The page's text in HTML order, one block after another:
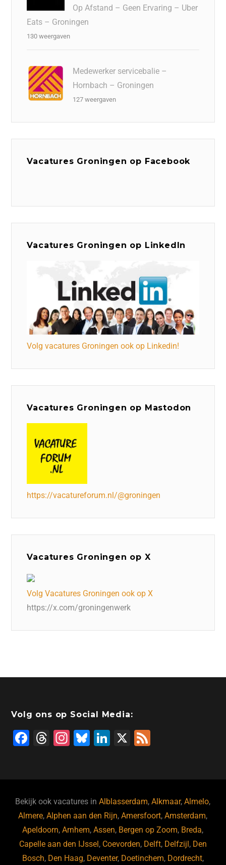
Op Afstand – Geen Ervaring – Uber
Eats – Groningen
130 weergaven
Medewerker servicebalie –
Hornbach – Groningen
127 weergaven
Vacatures Groningen op Facebook
Vacatures Groningen op LinkedIn
Volg vacatures Groningen ook op Linkedin!
Vacatures Groningen op Mastodon
https://vacatureforum.nl/@groningen
Vacatures Groningen op X
Volg Vacatures Groningen ook op X
https://x.com/groningenwerk
Volg ons op Social Media:
F
b
o
o
k
T
d
s
In
a
m
Bl
ky
Li
dI
n
X
Bekijk ook vacatures inAlblasserdam,Alkmaar,Almelo,
Almere,Alphen aan den Rijn,Amersfoort,Amsterdam,
Apeldoorn,Arnhem,Assen, Bergen op Zoom, Breda,
Capelle aan den IJssel, Coevorden, Delft, Delfzijl, Den
Bosch, Den Haag, Deventer, Doetinchem, Dordrecht,